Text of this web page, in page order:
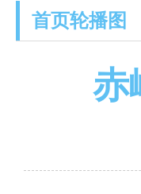
首页轮播图
赤